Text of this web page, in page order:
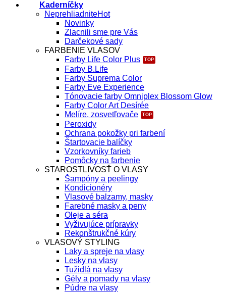
Kaderníčky
Neprehliadnite
Novinky
Zlacnili sme pre Vás
Darčekové sady
FARBENIE VLASOV
Farby Life Color Plus
Farby B.Life
Farby Suprema Color
Farby Eve Experience
Tónovacie farby Omniplex Blossom Glow
Farby Color Art Desírée
Melíre, zosvetľovače
Peroxidy
Ochrana pokožky pri farbení
Štartovacie balíčky
Vzorkovníky farieb
Pomôcky na farbenie
STAROSTLIVOSŤ O VLASY
Šampóny a peelingy
Kondicionéry
Vlasové balzamy, masky
Farebné masky a peny
Oleje a séra
Vyživujúce prípravky
Rekonštrukčné kúry
VLASOVÝ STYLING
Laky a spreje na vlasy
Lesky na vlasy
Tužidlá na vlasy
Gély a pomady na vlasy
Púdre na vlasy